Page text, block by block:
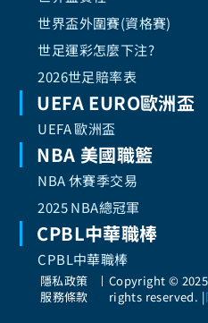
世界盃外圍賽(資格賽)
世足運彩怎麼下注?
2026世足賠率表
UEFA EURO歐洲盃
UEFA 歐洲盃
NBA 美國職籃
NBA 休賽季交易
2025 NBA總冠軍
CPBL中華職棒
CPBL中華職棒
Copyright ©
rights reserved. |
隱私政策
服務條款